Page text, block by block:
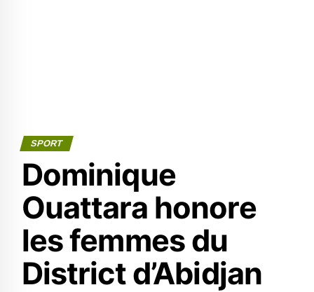
SPORT
Dominique
Ouattara honore
les femmes du
District d’Abidjan